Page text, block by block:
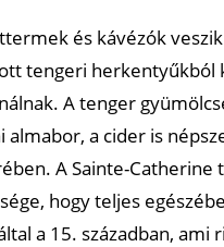
és kávézók
tengeri herkentyűkból
A tenger
almabor, a cider is
A Sainte-Catherine
hogy teljes
a 15. században, ami